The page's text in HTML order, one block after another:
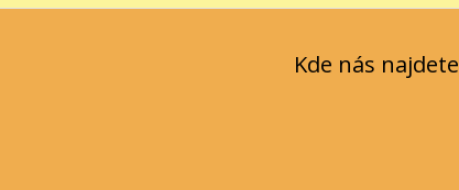
Kde nás najdete